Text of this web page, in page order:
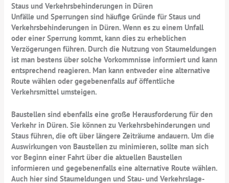
Staus und Verkehrsbehinderungen in Düren
Unfälle und Sperrungen sind häufige Gründe für Staus und
Verkehrsbehinderungen in Düren. Wenn es zu einem Unfall
oder einer Sperrung kommt, kann dies zu erheblichen
Verzögerungen führen. Durch die Nutzung von Staumeldungen
ist man bestens über solche Vorkommnisse informiert und kann
entsprechend reagieren. Man kann entweder eine alternative
Route wählen oder gegebenenfalls auf öffentliche
Verkehrsmittel umsteigen.
Baustellen sind ebenfalls eine große Herausforderung für den
Verkehr in Düren. Sie können zu Verkehrsbehinderungen und
Staus führen, die oft über längere Zeiträume andauern. Um die
Auswirkungen von Baustellen zu minimieren, sollte man sich
vor Beginn einer Fahrt über die aktuellen Baustellen
informieren und gegebenenfalls eine alternative Route wählen.
Auch hier sind Staumeldungen und Stau- und Verkehrslage-